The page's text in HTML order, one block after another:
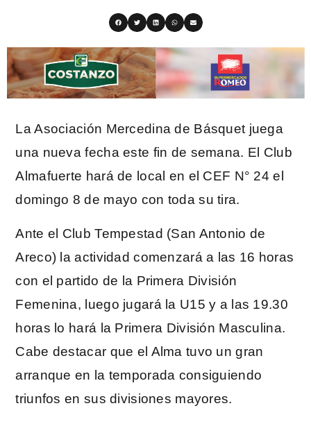
La Asociación Mercedina de Básquet juega
una nueva fecha este fin de semana. El Club
Almafuerte hará de local en el CEF N° 24 el
domingo 8 de mayo con toda su tira.
Ante el Club Tempestad (San Antonio de
Areco) la actividad comenzará a las 16 horas
con el partido de la Primera División
Femenina, luego jugará la U15 y a las 19.30
horas lo hará la Primera División Masculina.
Cabe destacar que el Alma tuvo un gran
arranque en la temporada consiguiendo
triunfos en sus divisiones mayores.